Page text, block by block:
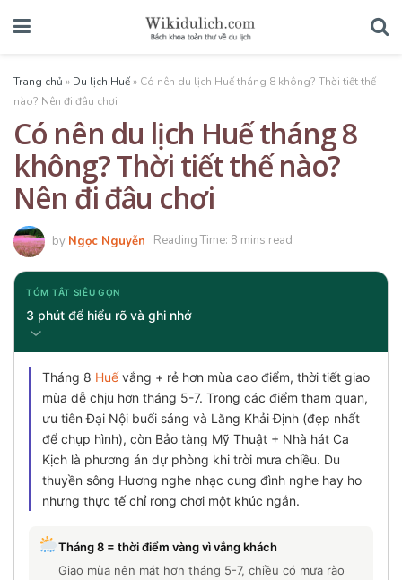
Trang chủ » Du lịch Huế » Có nên du lịch Huế tháng 8 không? Thời tiết thế
nào? Nên đi đâu chơi
Có nên du lịch Huế tháng 8
không? Thời tiết thế nào?
Nên đi đâu chơi
by Ngọc Nguyễn Reading Time: 8 mins read
TÓM TẮT SIÊU GỌN
3 phút để hiểu rõ và ghi nhớ
Tháng 8 Huếvắng + rẻ hơn mùa cao điểm, thời tiết giao
mùa dễ chịu hơn tháng 5-7. Trong các điểm tham quan,
ưu tiên Đại Nội buổi sáng và Lăng Khải Định (đẹp nhất
để chụp hình), còn Bảo tàng Mỹ Thuật + Nhà hát Ca
Kịch là phương án dự phòng khi trời mưa chiều. Du
thuyền sông Hương nghe nhạc cung đình nghe hay ho
nhưng thực tế chỉ rong chơi một khúc ngắn.
Tháng 8 = thời điểm vàng vì vắng khách
Giao mùa nên mát hơn tháng 5-7, chiều có mưa rào